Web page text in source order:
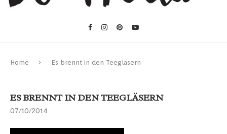
Home Es brennt in den Teegläsern
ES BRENNT IN DEN TEEGLÄSERN
07/10/2014